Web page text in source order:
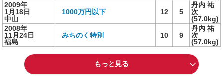
2009年
1月18日
中山
1000万円以下 12 5
丹内 祐
次
(57.0kg)
2008年
11月24日
福島
みちのく特別 10 9
丹内 祐
次
(57.0kg)
もっと見る